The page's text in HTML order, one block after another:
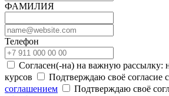
ФАМИЛИЯ
Телефон
Согласен(-на) на важную рассылку:
курсов
Подтверждаю своё согласие с
соглашением
Подтверждаю своё